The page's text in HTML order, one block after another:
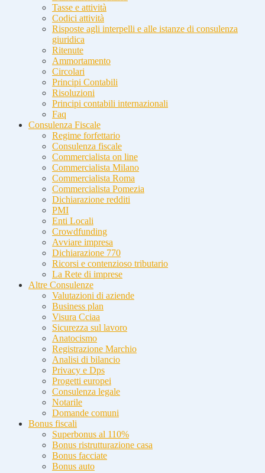
Tasse e attività
Codici attività
Risposte agli interpelli e alle istanze di consulenza
giuridica
Ritenute
Ammortamento
Circolari
Principi Contabili
Risoluzioni
Principi contabili internazionali
Faq
Consulenza Fiscale
Regime forfettario
Consulenza fiscale
Commercialista on line
Commercialista Milano
Commercialista Roma
Commercialista Pomezia
Dichiarazione redditi
PMI
Enti Locali
Crowdfunding
Avviare impresa
Dichiarazione 770
Ricorsi e contenzioso tributario
La Rete di imprese
Altre Consulenze
Valutazioni di aziende
Business plan
Visura Cciaa
Sicurezza sul lavoro
Anatocismo
Registrazione Marchio
Analisi di bilancio
Privacy e Dps
Progetti europei
Consulenza legale
Notarile
Domande comuni
Bonus fiscali
Superbonus al 110%
Bonus ristrutturazione casa
Bonus facciate
Bonus auto